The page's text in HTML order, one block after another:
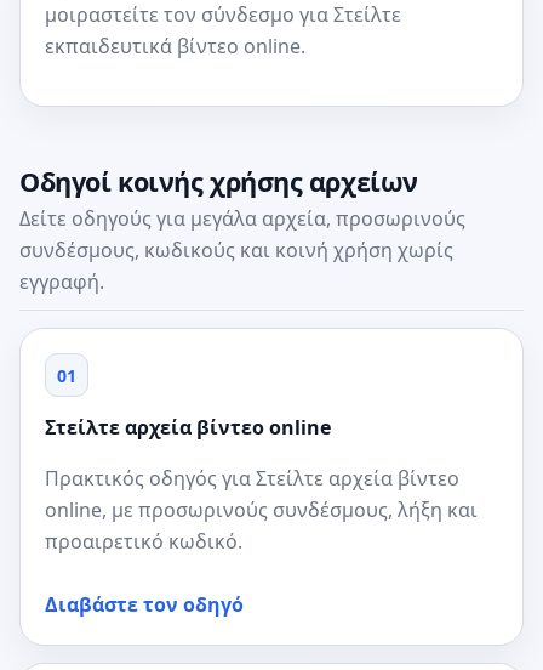
μοιραστείτε τον σύνδεσμο για Στείλτε
εκπαιδευτικά βίντεο online.
Οδηγοί κοινής χρήσης αρχείων
Δείτε οδηγούς για μεγάλα αρχεία, προσωρινούς
συνδέσμους, κωδικούς και κοινή χρήση χωρίς
εγγραφή.
01
Στείλτε αρχεία βίντεο online
Πρακτικός οδηγός για Στείλτε αρχεία βίντεο
online, με προσωρινούς συνδέσμους, λήξη και
προαιρετικό κωδικό.
Διαβάστε τον οδηγό